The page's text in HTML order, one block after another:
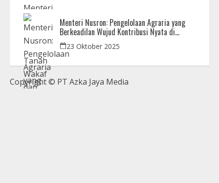
Menteri Nusron: Pengelolaan Agraria yang
Berkeadilan Wujud Kontribusi Nyata di
Setahun Pemerintahan Prabowo-Gibran
23 Oktober 2025
Copyright © PT Azka Jaya Media